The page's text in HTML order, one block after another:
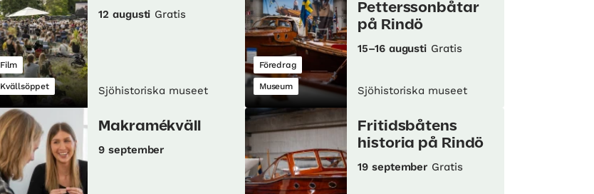
Film
Kvällsöppet
12 augusti Gratis
Sjöhistoriska museet
Föredrag
Museum
Petterssonbåtar
på Rindö
15–16 augusti Gratis
Sjöhistoriska museet
Makramékväll
9 september
Fritidsbåtens
historia på Rindö
19 september Gratis